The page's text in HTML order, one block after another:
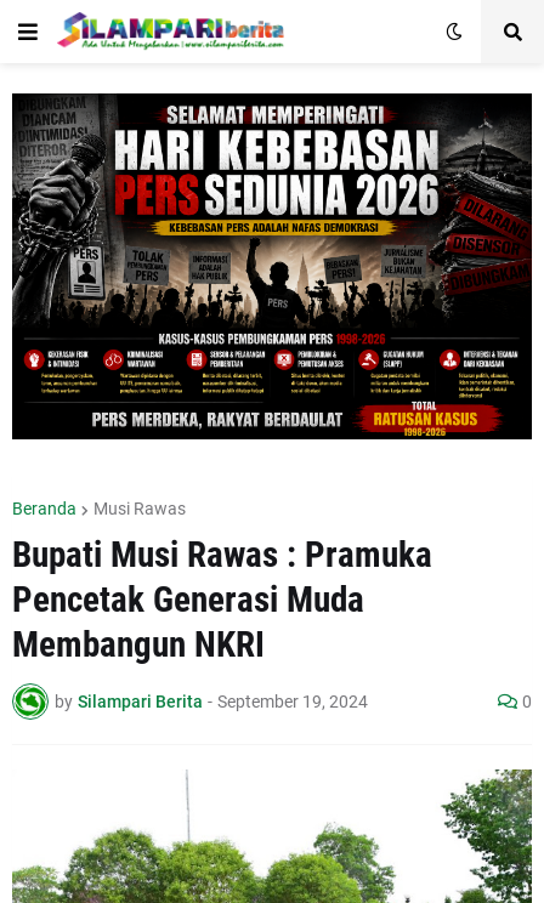
Beranda Musi Rawas
Bupati Musi Rawas : Pramuka
Pencetak Generasi Muda
Membangun NKRI
by Silampari Berita - September 19, 2024 0